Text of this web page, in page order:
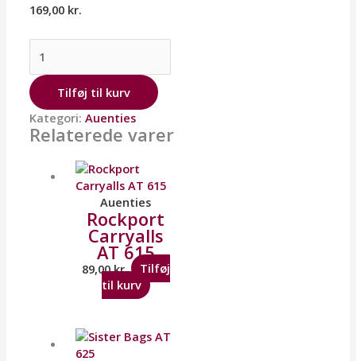
169,00 kr.
Tilføj til kurv
Kategori:Auenties
Relaterede varer
Auenties
Rockport
Carryalls
AT 615
89,00kr.
Tilføj
til kurv